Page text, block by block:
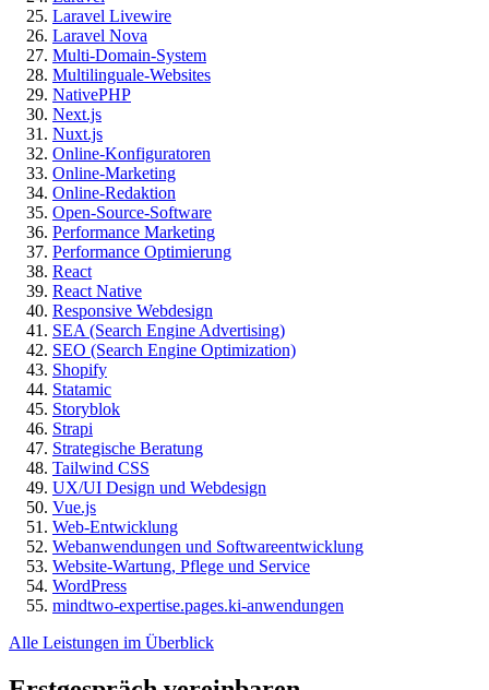
Laravel Livewire
Laravel Nova
Multi-Domain-System
Multilinguale-Websites
NativePHP
Next.js
Nuxt.js
Online-Konfiguratoren
Online-Marketing
Online-Redaktion
Open-Source-Software
Performance Marketing
Performance Optimierung
React
React Native
Responsive Webdesign
SEA (Search Engine Advertising)
SEO (Search Engine Optimization)
Shopify
Statamic
Storyblok
Strapi
Strategische Beratung
Tailwind CSS
UX/UI Design und Webdesign
Vue.js
Web-Entwicklung
Webanwendungen und Softwareentwicklung
Website-Wartung, Pflege und Service
WordPress
mindtwo-expertise.pages.ki-anwendungen
Alle Leistungen im Überblick